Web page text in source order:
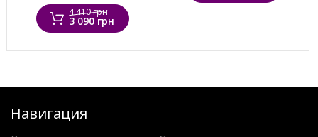
4 410 грн
3 090 грн
Навигация